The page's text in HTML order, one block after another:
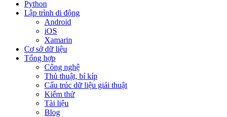
Python
Lập trình di động
Android
iOS
Xamarin
Cơ sở dữ liệu
Tổng hợp
Công nghệ
Thủ thuật, bí kíp
Cấu trúc dữ liệu giải thuật
Kiểm thử
Tài liệu
Blog